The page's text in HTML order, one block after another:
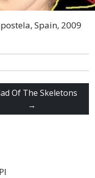
Spain, 2009
Of The Skeletons
→